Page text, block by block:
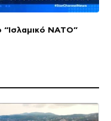
“Ισλαμικό ΝΑΤΟ”